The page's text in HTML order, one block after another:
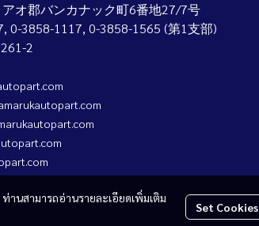
นสามารถอ่านรายละเอียดเพิ่มเติม
Set Cookies
オ郡バンカナック町6番地27/7号
0-3858-1117, 0-3858-1565 (第1支部)
2